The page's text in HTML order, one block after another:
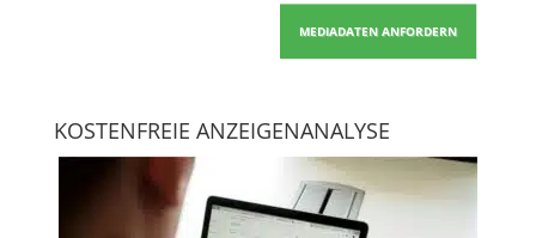
MEDIADATEN ANFORDERN
KOSTENFREIE ANZEIGENANALYSE